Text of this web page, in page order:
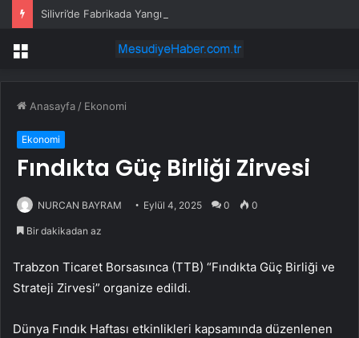
Silivri’de Fabrikada Yangın
Menü
Anasayfa / Ekonomi
Ekonomi
Fındıkta Güç Birliği Zirvesi
NURCAN BAYRAM Eylül 4, 2025 0 0
Bir dakikadan az
Trabzon Ticaret Borsasınca (TTB) “Fındıkta Güç Birliği ve
Strateji Zirvesi” organize edildi.
Dünya Fındık Haftası etkinlikleri kapsamında düzenlenen